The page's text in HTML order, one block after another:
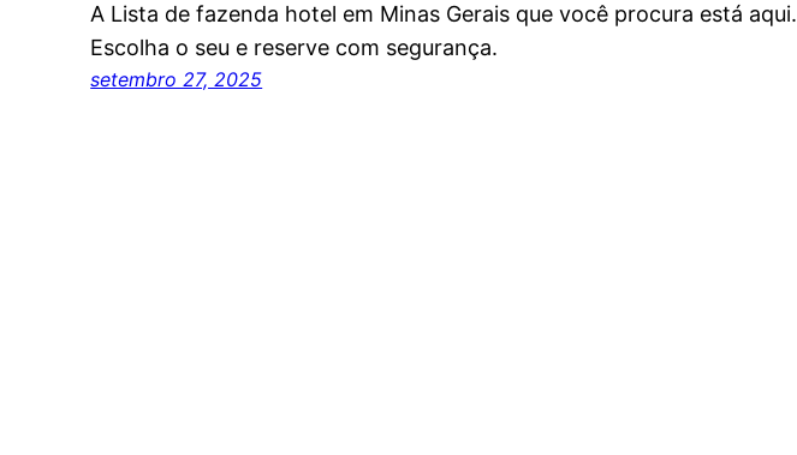
A Lista de fazenda hotel em Minas Gerais que você procura está aqui.
Escolha o seu e reserve com segurança.
setembro 27, 2025